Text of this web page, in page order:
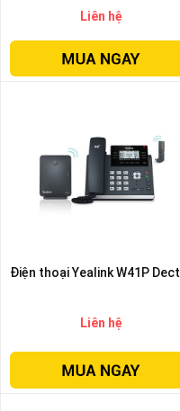
Liên hệ
Điện thoại Yealink W41P Dect
Liên hệ